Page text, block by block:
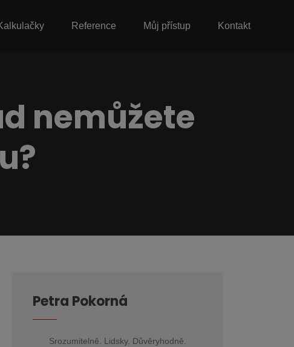
Reference Můj přístup Kontakt
nemůžete
Petra Pokorná
Srozumitelně. Lidsky. Důvěryhodně.